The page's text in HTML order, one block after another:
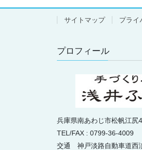
サイトマップ プライ
プロフィール
兵庫県南あわじ市松帆江尻
TEL/FAX : 0799-36-4009
交通 神戸淡路自動車道西